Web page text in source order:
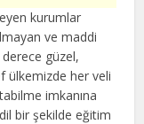
kurumlar
ve maddi
güzel,
ülkemizde her veli
imkanına
bir şekilde eğitim